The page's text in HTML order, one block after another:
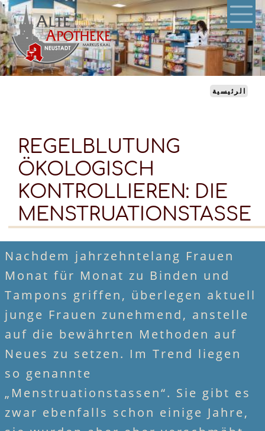
تجاوز
إلى
المحتوى
الرئيسي
الرئيسية
REGELBLUTUNG
ÖKOLOGISCH
KONTROLLIEREN: DIE
MENSTRUATIONSTASSE
Nachdem jahrzehntelang Frauen
Monat für Monat zu Binden und
Tampons griffen, überlegen aktuell
junge Frauen zunehmend, anstelle
auf die bewährten Methoden auf
Neues zu setzen. Im Trend liegen
so genannte
„Menstruationstassen“. Sie gibt es
zwar ebenfalls schon einige Jahre,